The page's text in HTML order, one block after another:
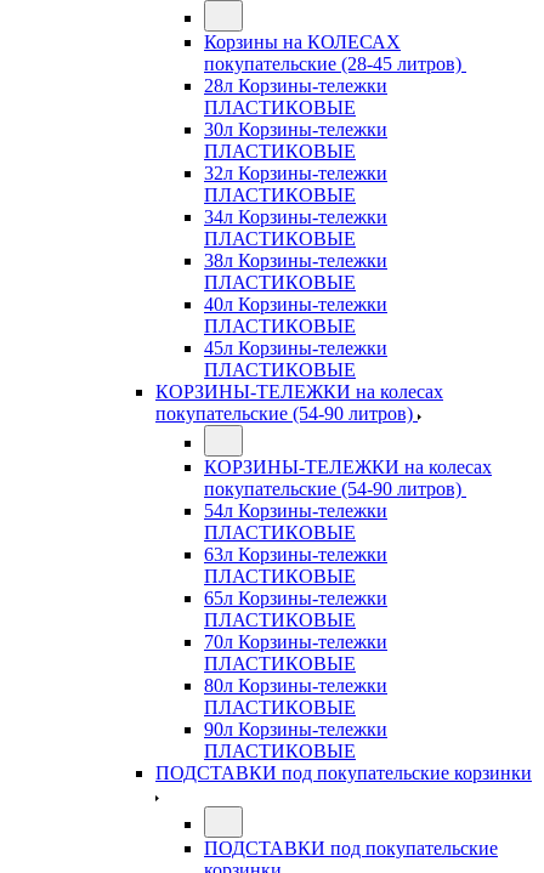
Корзины на КОЛЕСАХ
покупательские (28-45 литров)
28л Корзины-тележки
ПЛАСТИКОВЫЕ
30л Корзины-тележки
ПЛАСТИКОВЫЕ
32л Корзины-тележки
ПЛАСТИКОВЫЕ
34л Корзины-тележки
ПЛАСТИКОВЫЕ
38л Корзины-тележки
ПЛАСТИКОВЫЕ
40л Корзины-тележки
ПЛАСТИКОВЫЕ
45л Корзины-тележки
ПЛАСТИКОВЫЕ
КОРЗИНЫ-ТЕЛЕЖКИ на колесах
покупательские (54-90 литров)
КОРЗИНЫ-ТЕЛЕЖКИ на колесах
покупательские (54-90 литров)
54л Корзины-тележки
ПЛАСТИКОВЫЕ
63л Корзины-тележки
ПЛАСТИКОВЫЕ
65л Корзины-тележки
ПЛАСТИКОВЫЕ
70л Корзины-тележки
ПЛАСТИКОВЫЕ
80л Корзины-тележки
ПЛАСТИКОВЫЕ
90л Корзины-тележки
ПЛАСТИКОВЫЕ
ПОДСТАВКИ под покупательские корзинки
ПОДСТАВКИ под покупательские